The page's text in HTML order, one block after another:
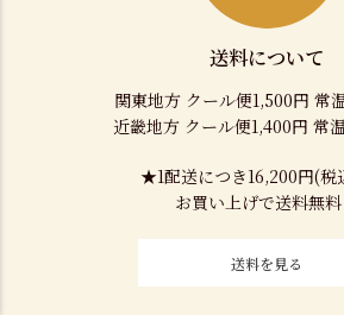
送料について
関東地方 クール便1,500円 常
近畿地方 クール便1,400円 常
★1配送につき16,200円(税
お買い上げで送料無料
送料を見る